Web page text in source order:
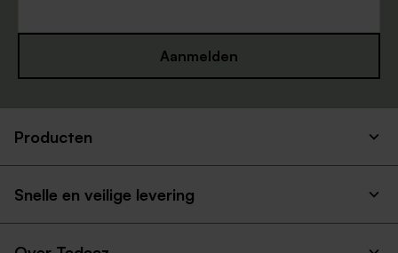
Aanmelden
Producten
Snelle en veilige levering